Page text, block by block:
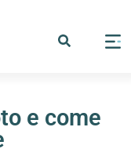
e come